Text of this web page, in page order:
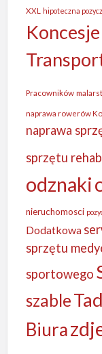
XXL hipoteczna
Pracowników
naprawa rowerów
naprawa
sprzętu
odznaki
nieruchomosci
Dodatkowa
sprzętu
sportowego
szable
Biura